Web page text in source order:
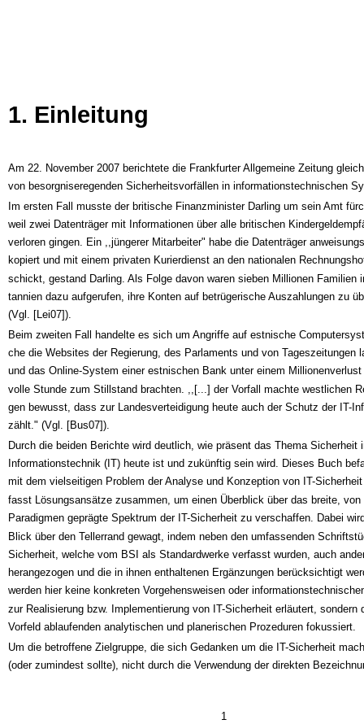
1. Einleitung
Am 22. November 2007 berichtete die Frankfurter Allgemeine Zeitung
von besorgniseregenden Sicherheitsvorfällen in informationstechnischen
Im ersten Fall musste der britische Finanzminister Darling um sein Amt
weil zwei Datenträger mit Informationen über alle britischen
verloren gingen. Ein ,,jüngerer Mitarbeiter" habe die Datenträger
kopiert und mit einem privaten Kurierdienst an den nationalen
schickt, gestand Darling. Als Folge davon waren sieben Millionen Familien
tannien dazu aufgerufen, ihre Konten auf betrügerische Auszahlungen zu
(Vgl. [Lei07]).
Beim zweiten Fall handelte es sich um Angriffe auf estnische
che die Websites der Regierung, des Parlaments und von Tageszeitungen
und das Online-System einer estnischen Bank unter einem Millionenverlust
volle Stunde zum Stillstand brachten. ,,[...] der Vorfall machte westlichen
gen bewusst, dass zur Landesverteidigung heute auch der Schutz der IT-
zählt." (Vgl. [Bus07]).
Durch die beiden Berichte wird deutlich, wie präsent das Thema Sicherheit
Informationstechnik (IT) heute ist und zukünftig sein wird. Dieses Buch
mit dem vielseitigen Problem der Analyse und Konzeption von IT-Sicherheit
fasst Lösungsansätze zusammen, um einen Überblick über das breite, von
Paradigmen geprägte Spektrum der IT-Sicherheit zu verschaffen. Dabei
Blick über den Tellerrand gewagt, indem neben den umfassenden
Sicherheit, welche vom BSI als Standardwerke verfasst wurden, auch
herangezogen und die in ihnen enthaltenen Ergänzungen berücksichtigt
werden hier keine konkreten Vorgehensweisen oder
zur Realisierung bzw. Implementierung von IT-Sicherheit erläutert, sondern
Vorfeld ablaufenden analytischen und planerischen Prozeduren fokussiert.
Um die betroffene Zielgruppe, die sich Gedanken um die IT-Sicherheit
(oder zumindest sollte), nicht durch die Verwendung der direkten
1